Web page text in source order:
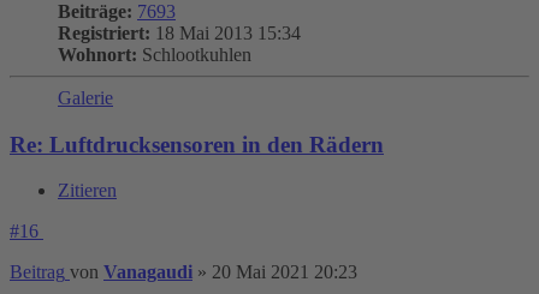
Beiträge: 7693
Registriert: 18 Mai 2013 15:34
Wohnort: Schlootkuhlen
Galerie
Re: Luftdrucksensoren in den Rädern
Zitieren
#16
Beitrag von Vanagaudi » 20 Mai 2021 20:23